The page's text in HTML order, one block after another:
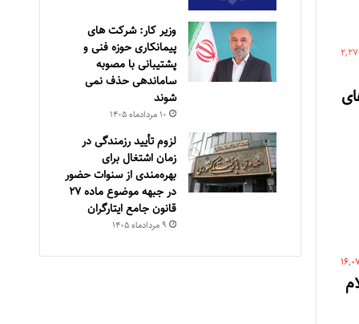
وزیر کار: شرکت های
پیمانکاری حوزه فنی و
پشتیبانی با مصوبه
ساماندهی حذف نمی
شوند
۱۰ مرداد‌ماه ۱۴۰۵
لزوم تأیید رزمندگی در
زمان اشتغال برای
بهره‌مندی از سنوات حضور
در جبهه موضوع ماده ۲۷
قانون جامع ایتارگران
۹ مرداد‌ماه ۱۴۰۵